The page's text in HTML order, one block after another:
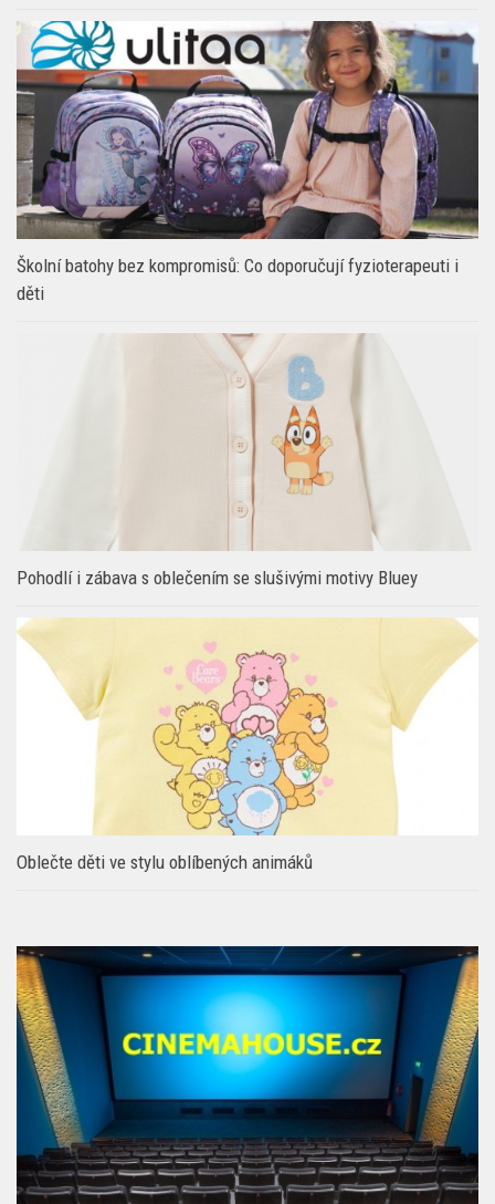
Školní batohy bez kompromisů: Co doporučují fyzioterapeuti i
děti
Pohodlí i zábava s oblečením se slušivými motivy Bluey
Oblečte děti ve stylu oblíbených animáků